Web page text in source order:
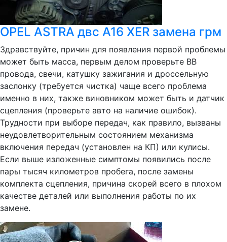
OPEL ASTRA двс A16 XER замена грм
Здравствуйте, причин для появления первой проблемы
может быть масса, первым делом проверьте ВВ
провода, свечи, катушку зажигания и дроссельную
заслонку (требуется чистка) чаще всего проблема
именно в них, также виновником может быть и датчик
сцепления (проверьте авто на наличие ошибок).
Трудности при выборе передач, как правило, вызваны
неудовлетворительным состоянием механизма
включения передач (установлен на КП) или кулисы.
Если выше изложенные симптомы появились после
пары тысяч километров пробега, после замены
комплекта сцепления, причина скорей всего в плохом
качестве деталей или выполнения работы по их
замене.